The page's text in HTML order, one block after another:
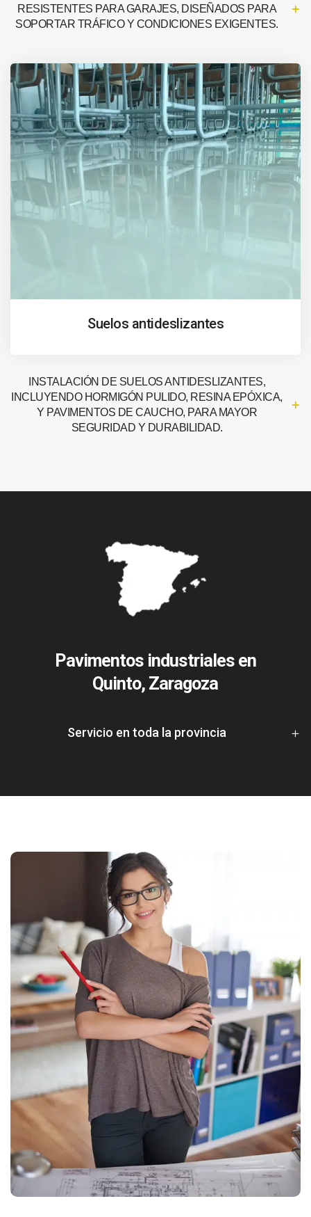
RESISTENTES PARA GARAJES, DISEÑADOS PARA
SOPORTAR TRÁFICO Y CONDICIONES EXIGENTES.
Suelos antideslizantes
INSTALACIÓN DE SUELOS ANTIDESLIZANTES,
INCLUYENDO HORMIGÓN PULIDO, RESINA EPÓXICA,
Y PAVIMENTOS DE CAUCHO, PARA MAYOR
SEGURIDAD Y DURABILIDAD.
Pavimentos industriales en
Quinto, Zaragoza
Servicio en toda la provincia